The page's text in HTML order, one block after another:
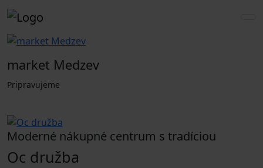
market Medzev
Pripravujeme
Moderné nákupné centrum s tradíciou
Oc družba